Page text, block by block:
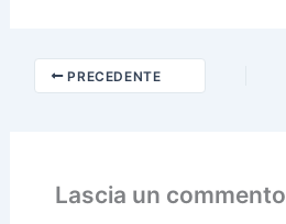
PRECEDENTE
Lascia un commento